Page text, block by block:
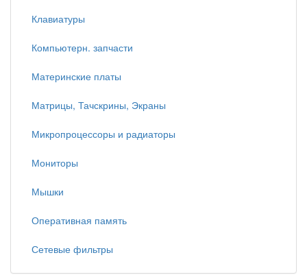
Клавиатуры
Компьютерн. запчасти
Материнские платы
Матрицы, Тачскрины, Экраны
Микропроцессоры и радиаторы
Мониторы
Мышки
Оперативная память
Сетевые фильтры